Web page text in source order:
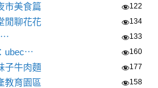
市美食篇 122
閒聊花花 134
133
ubec⋯ 160
子牛肉麵 177
教育園區 158